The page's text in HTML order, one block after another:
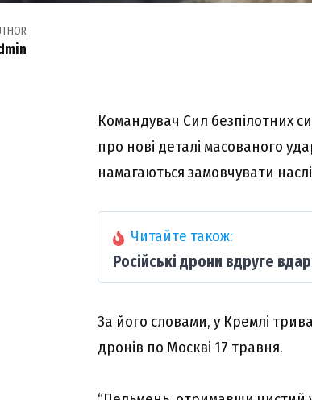
Командувач Сил безпілотних
про нові деталі масованого
намагаються замовчувати
Читайте також:
Російські дрони вдруге
За його словами, у Кремлі
дронів по Москві 17 травня.